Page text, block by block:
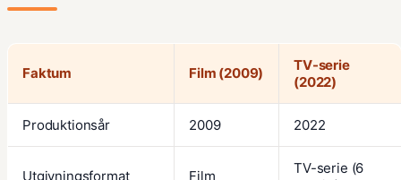
Faktum Film (2009)
TV-serie
(2022)
Produktionsår 2009 2022
Utgivningsformat Film
TV-serie (6